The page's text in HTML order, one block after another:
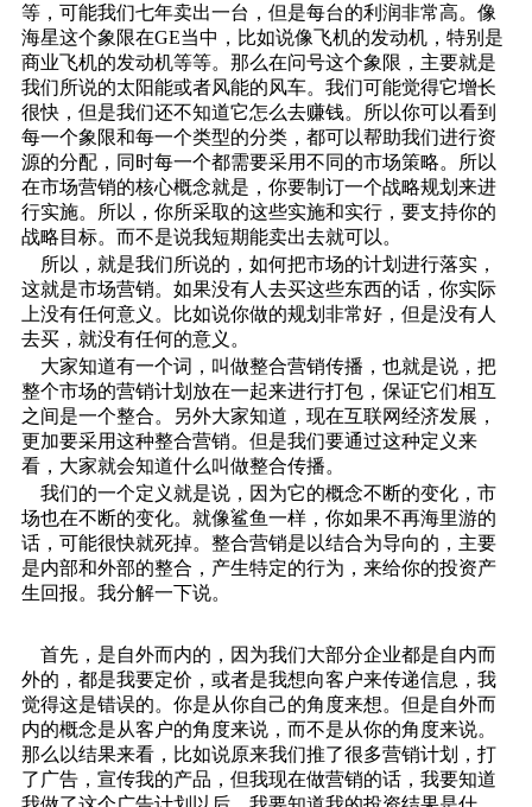
等，可能我们七年卖出一台，但是每台的利润非常高。像
海星这个象限在GE当中，比如说像飞机的发动机，特别是
商业飞机的发动机等等。那么在问号这个象限，主要就是
我们所说的太阳能或者风能的风车。我们可能觉得它增长
很快，但是我们还不知道它怎么去赚钱。所以你可以看到
每一个象限和每一个类型的分类，都可以帮助我们进行资
源的分配，同时每一个都需要采用不同的市场策略。所以
在市场营销的核心概念就是，你要制订一个战略规划来进
行实施。所以，你所采取的这些实施和实行，要支持你的
战略目标。而不是说我短期能卖出去就可以。
所以，就是我们所说的，如何把市场的计划进行落实，
这就是市场营销。如果没有人去买这些东西的话，你实际
上没有任何意义。比如说你做的规划非常好，但是没有人
去买，就没有任何的意义。
大家知道有一个词，叫做整合营销传播，也就是说，把
整个市场的营销计划放在一起来进行打包，保证它们相互
之间是一个整合。另外大家知道，现在互联网经济发展，
更加要采用这种整合营销。但是我们要通过这种定义来
看，大家就会知道什么叫做整合传播。
我们的一个定义就是说，因为它的概念不断的变化，市
场也在不断的变化。就像鲨鱼一样，你如果不再海里游的
话，可能很快就死掉。整合营销是以结合为导向的，主要
是内部和外部的整合，产生特定的行为，来给你的投资产
生回报。我分解一下说。
首先，是自外而内的，因为我们大部分企业都是自内而
外的，都是我要定价，或者是我想向客户来传递信息，我
觉得这是错误的。你是从你自己的角度来想。但是自外而
内的概念是从客户的角度来说，而不是从你的角度来说。
那么以结果来看，比如说原来我们推了很多营销计划，打
了广告，宣传我的产品，但我现在做营销的话，我要知道